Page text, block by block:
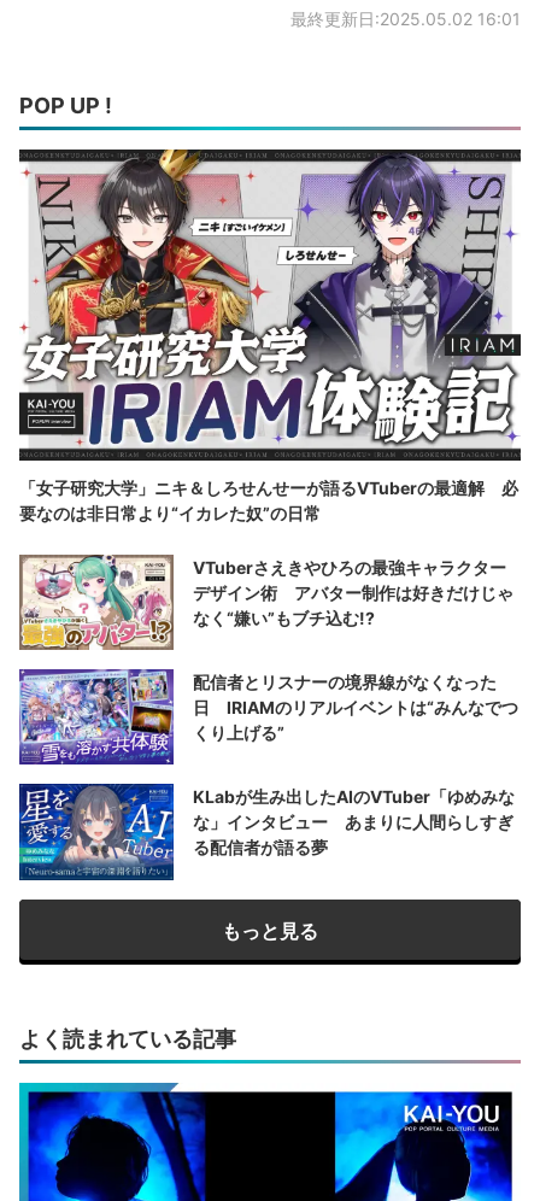
最終更新日:2025.05.02 16:01
POP UP !
「女子研究大学」ニキ＆しろせんせーが語るVTuberの最適解 必
要なのは非日常より“イカレた奴”の日常
VTuberさえきやひろの最強キャラクター
デザイン術 アバター制作は好きだけじゃ
なく“嫌い”もブチ込む!?
配信者とリスナーの境界線がなくなった
日 IRIAMのリアルイベントは“みんなでつ
くり上げる”
KLabが生み出したAIのVTuber「ゆめみな
な」インタビュー あまりに人間らしすぎ
る配信者が語る夢
もっと見る
よく読まれている記事